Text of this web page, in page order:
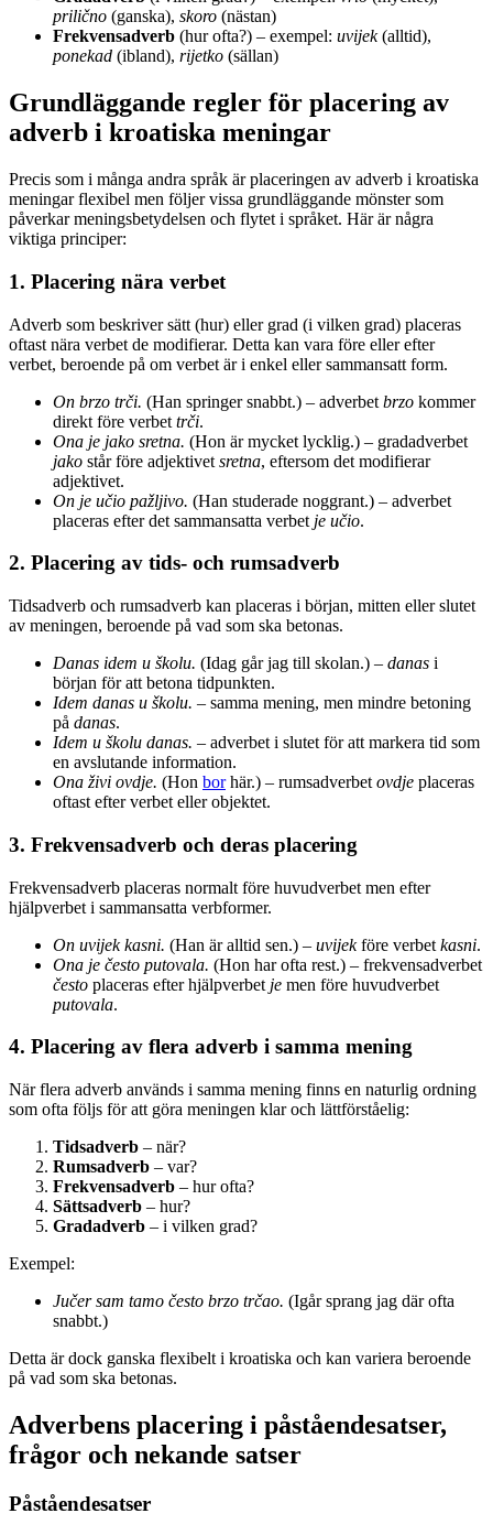
prilično (ganska), skoro (nästan)
Frekvensadverb (hur ofta?) – exempel: uvijek(alltid),
ponekad (ibland), rijetko (sällan)
Grundläggande regler för placering av
adverb i kroatiska meningar
Precis som i många andra språk är placeringen av adverb i kroatiska
meningar flexibel men följer vissa grundläggande mönster som
påverkar meningsbetydelsen och flytet i språket. Här är några
viktiga principer:
1. Placering nära verbet
Adverb som beskriver sätt (hur) eller grad (i vilken grad) placeras
oftast nära verbet de modifierar. Detta kan vara före eller efter
verbet, beroende på om verbet är i enkel eller sammansatt form.
On brzo trči. (Han springer snabbt.) – adverbet brzo kommer
direkt före verbet trči.
Ona je jako sretna. (Hon är mycket lycklig.) – gradadverbet
jako står före adjektivet sretna, eftersom det modifierar
adjektivet.
On je učio pažljivo. (Han studerade noggrant.) – adverbet
placeras efter det sammansatta verbet je učio.
2. Placering av tids- och rumsadverb
Tidsadverb och rumsadverb kan placeras i början, mitten eller slutet
av meningen, beroende på vad som ska betonas.
Danas idem u školu. (Idag går jag till skolan.) – danas i
början för att betona tidpunkten.
Idem danas u školu. – samma mening, men mindre betoning
på danas.
Idem u školu danas. – adverbet i slutet för att markera tid som
en avslutande information.
Ona živi ovdje. (Hon borhär.) – rumsadverbet ovdje placeras
oftast efter verbet eller objektet.
3. Frekvensadverb och deras placering
Frekvensadverb placeras normalt före huvudverbet men efter
hjälpverbet i sammansatta verbformer.
On uvijek kasni. (Han är alltid sen.) – uvijekföre verbet kasni.
Ona je često putovala. (Hon har ofta rest.) – frekvensadverbet
često placeras efter hjälpverbet je men före huvudverbet
putovala.
4. Placering av flera adverb i samma mening
När flera adverb används i samma mening finns en naturlig ordning
som ofta följs för att göra meningen klar och lättförståelig:
Tidsadverb – när?
Rumsadverb – var?
Frekvensadverb – hur ofta?
Sättsadverb – hur?
Gradadverb – i vilken grad?
Exempel:
Jučer sam tamo često brzo trčao. (Igår sprang jag där ofta
snabbt.)
Detta är dock ganska flexibelt i kroatiska och kan variera beroende
på vad som ska betonas.
Adverbens placering i påståendesatser,
frågor och nekande satser
Påståendesatser